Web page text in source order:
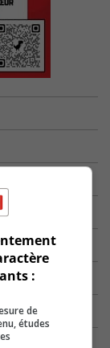
:
de
études